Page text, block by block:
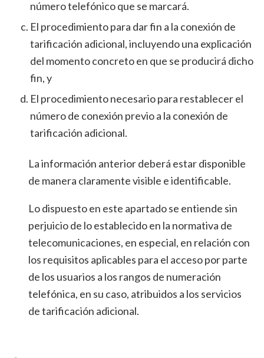
número telefónico que se marcará.
El procedimiento para dar fin a la conexión de
tarificación adicional, incluyendo una explicación
del momento concreto en que se producirá dicho
fin, y
El procedimiento necesario para restablecer el
número de conexión previo a la conexión de
tarificación adicional.
La información anterior deberá estar disponible
de manera claramente visible e identificable.
Lo dispuesto en este apartado se entiende sin
perjuicio de lo establecido en la normativa de
telecomunicaciones, en especial, en relación con
los requisitos aplicables para el acceso por parte
de los usuarios a los rangos de numeración
telefónica, en su caso, atribuidos a los servicios
de tarificación adicional.